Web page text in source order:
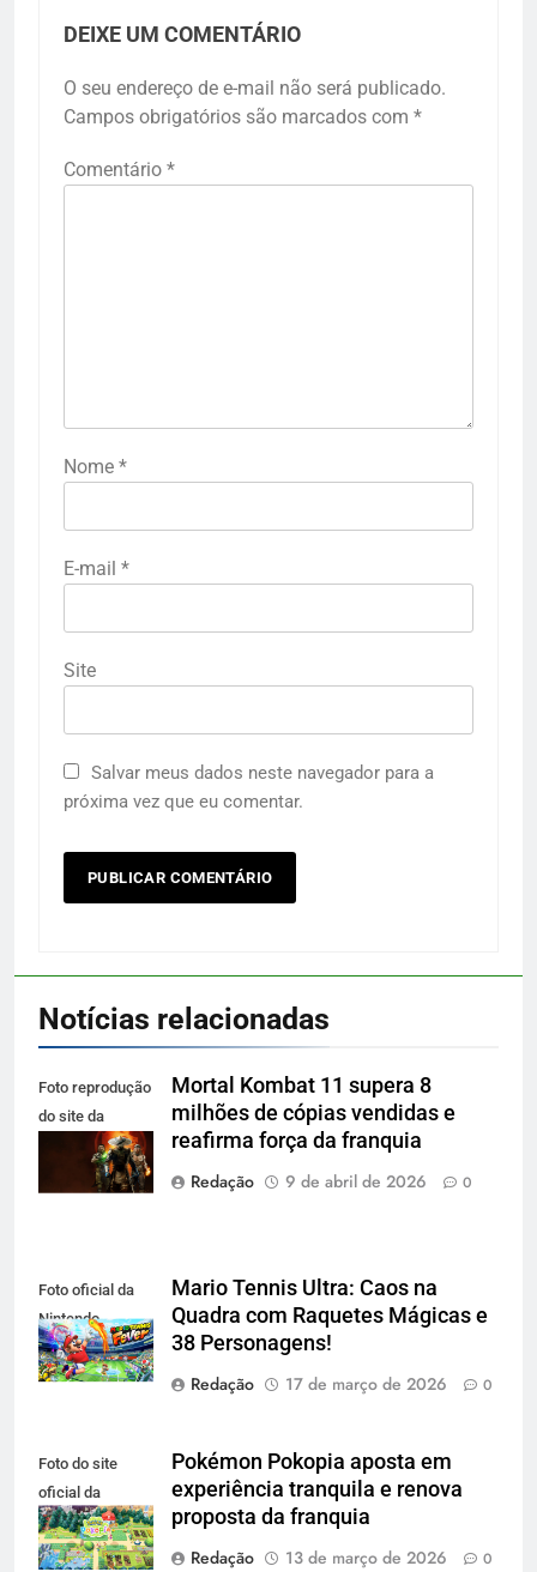
DEIXE UM COMENTÁRIO
O seu endereço de e-mail não será publicado.
Campos obrigatórios são marcados com *
Comentário *
Nome *
E-mail *
Site
Salvar meus dados neste navegador para a
próxima vez que eu comentar.
Notícias relacionadas
Foto reprodução
do site da
Playstation
Mortal Kombat 11 supera 8
milhões de cópias vendidas e
reafirma força da franquia
Redação
9 de abril de 2026 0
Foto oficial da
Nintendo
Mario Tennis Ultra: Caos na
Quadra com Raquetes Mágicas e
38 Personagens!
Redação
17 de março de 2026 0
Foto do site
oficial da
Nintendo
Pokémon Pokopia aposta em
experiência tranquila e renova
proposta da franquia
Redação
13 de março de 2026 0